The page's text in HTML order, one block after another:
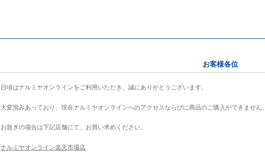
お客様各位
日頃はナルミヤオンラインをご利用いただき、誠にありがとうございます。
大変混みあっており、現在ナルミヤオンラインへのアクセスならびに商品のご購入ができません。
お急ぎの場合は下記店舗にて、お買い求めください。
ナルミヤオンライン楽天市場店